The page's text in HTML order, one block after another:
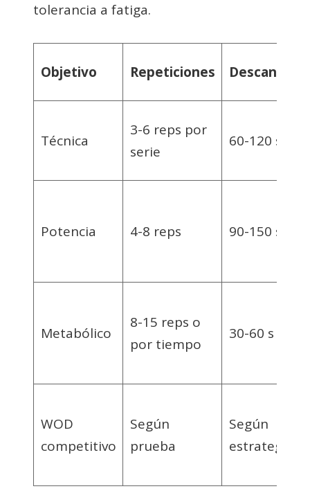
tolerancia a fatiga.
Objetivo Repeticiones Descanso
Técnica
3-6 reps por
serie
60-120 s
Potencia 4-8 reps 90-150 s
Metabólico
8-15 reps o
por tiempo
30-60 s
WOD
competitivo
Según
prueba
Según
estrategia